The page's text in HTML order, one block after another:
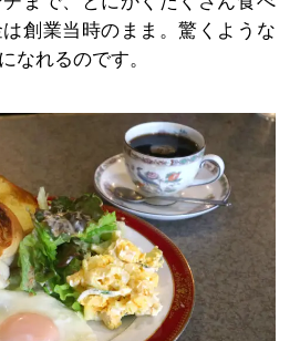
創業当時のまま。驚くような
なれるのです。